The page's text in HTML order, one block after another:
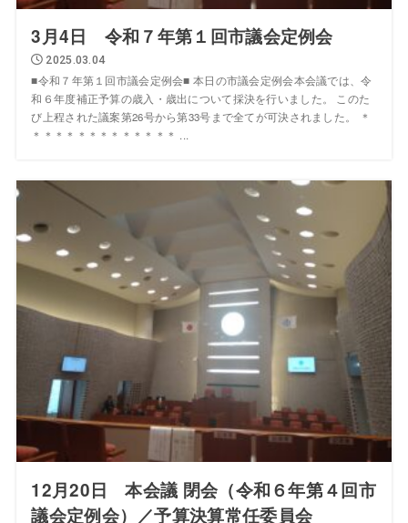
3月4日 令和７年第１回市議会定例会
2025.03.04
■令和７年第１回市議会定例会■ 本日の市議会定例会本会議では、令
和６年度補正予算の歳入・歳出について採決を行いました。 このた
び上程された議案第26号から第33号まで全てが可決されました。 ＊
＊＊＊＊＊＊＊＊＊＊＊＊＊ ...
12月20日 本会議 閉会（令和６年第４回市
議会定例会）／予算決算常任委員会